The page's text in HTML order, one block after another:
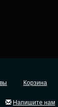
Корзина
Напишите нам